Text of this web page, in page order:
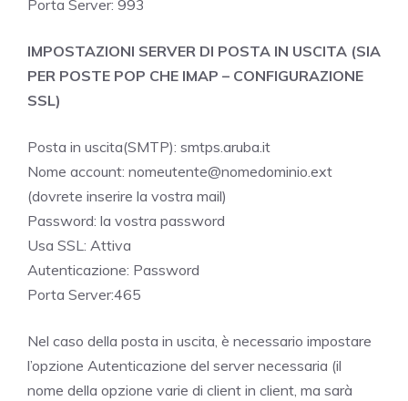
Porta Server: 993
IMPOSTAZIONI SERVER DI POSTA IN USCITA (SIA
PER POSTE POP CHE IMAP – CONFIGURAZIONE
SSL)
Posta in uscita(SMTP): smtps.aruba.it
Nome account: nomeutente@nomedominio.ext
(dovrete inserire la vostra mail)
Password: la vostra password
Usa SSL: Attiva
Autenticazione: Password
Porta Server:465
Nel caso della posta in uscita, è necessario impostare
l’opzione Autenticazione del server necessaria (il
nome della opzione varie di client in client, ma sarà